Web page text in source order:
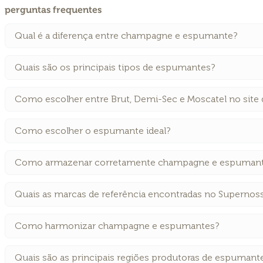
perguntas frequentes
Qual é a diferença entre champagne e espumante?
Quais são os principais tipos de espumantes?
Como escolher entre Brut, Demi-Sec e Moscatel no site
Como escolher o espumante ideal?
Como armazenar corretamente champagne e
Quais as marcas de referência encontradas no
Como harmonizar champagne e espumantes?
Quais são as principais regiões produtoras de